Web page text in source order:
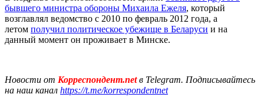
бывшего министра обороны Михаила Ежеля, который
возглавлял ведомство с 2010 по февраль 2012 года, а
летом получил политическое убежище в Беларуси и на
данный момент он проживает в Минске.
Новости от Корреспондент.netв Telegram. Подписывайтесь
на наш канал https://t.me/korrespondentnet